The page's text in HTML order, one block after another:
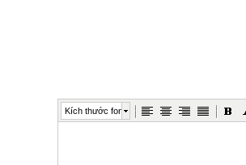
Kích thước font